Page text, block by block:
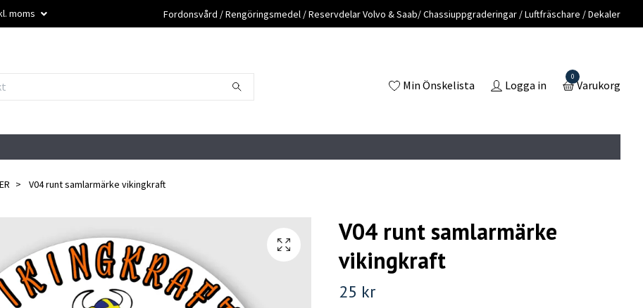
moms Fordonsvård / Rengöringsmedel / Reservdelar Volvo & Saab/ Chassiuppgraderingar / Luftfräschare / Dekaler
Min Önskelista Logga in
0
Varukorg
V04 runt samlarmärke vikingkraft
V04 runt samlarmärke
vikingkraft
25 kr